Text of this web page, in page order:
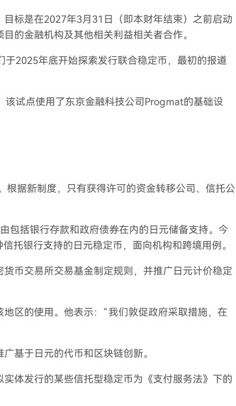
标是在2027年3月31日（即本财年结束）之前启动
的金融机构及其他相关利益相关者合作。
2025年底开始探索发行联合稳定币，最初的报道
试点使用了东京金融科技公司Progmat的基础设
据新制度，只有获得许可的资金转移公司、信托公
包括银行存款和政府债券在内的日元储备支持。今
托银行支持的日元稳定币，面向机构和跨境用例。
币交易所交易基金制定规则，并推广日元计价稳定
区的使用。他表示：“我们敦促政府采取措施，在
基于日元的代币和区块链创新。
体发行的某些信托型稳定币为《支付服务法》下的